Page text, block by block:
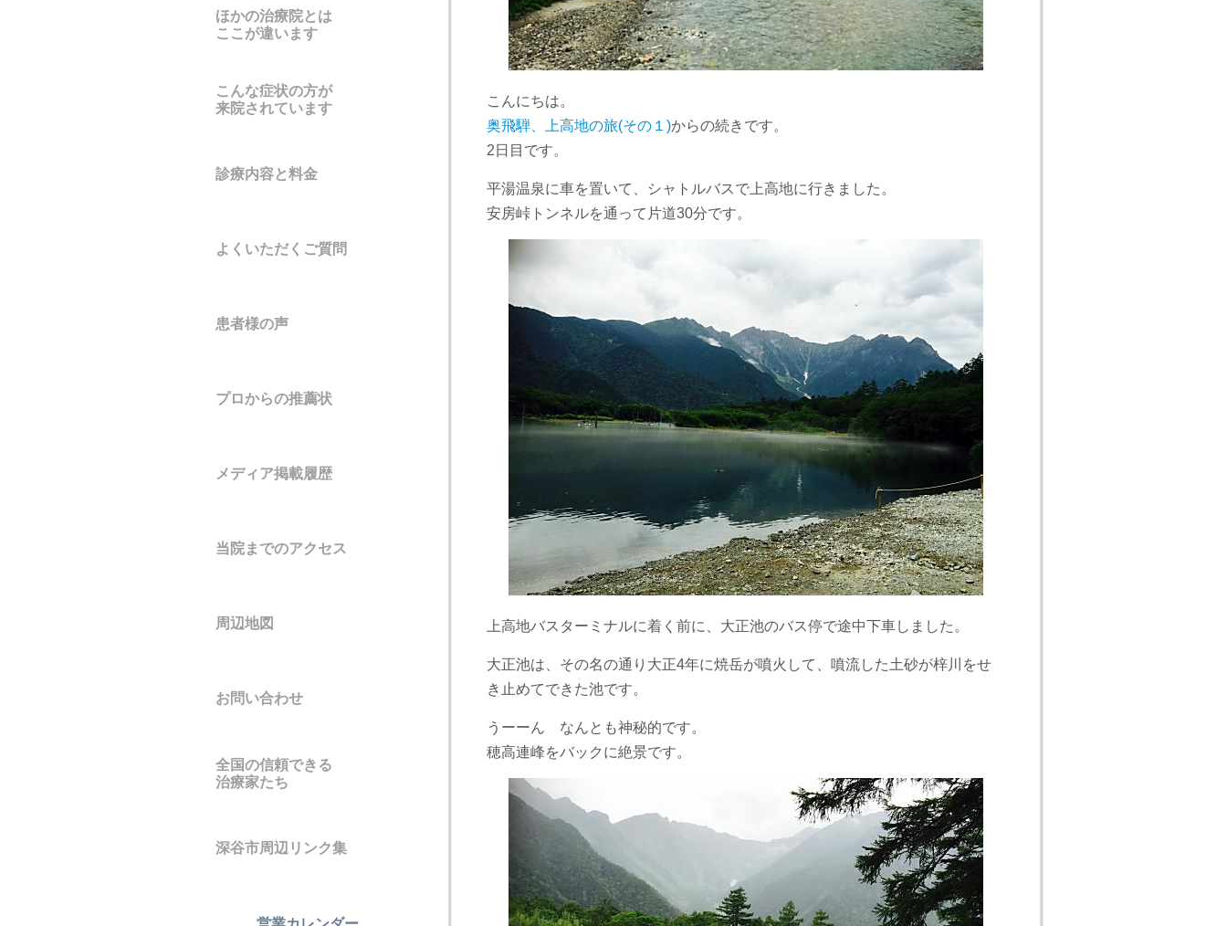
こんにちは。
奥飛騨、上高地の旅(その１)からの続きです。
2日目です。
平湯温泉に車を置いて、シャトルバスで上高地に行きました。
安房峠トンネルを通って片道30分です。
上高地バスターミナルに着く前に、大正池のバス停で途中下車しました。
大正池は、その名の通り大正4年に焼岳が噴火して、噴流した土砂が梓川をせ
き止めてできた池です。
うーーん なんとも神秘的です。
穂高連峰をバックに絶景です。
ほかの治療院とは
ここが違います
こんな症状の方が
来院されています
診療内容と料金
よくいただくご質問
患者様の声
プロからの推薦状
メディア掲載履歴
当院までのアクセス
周辺地図
お問い合わせ
全国の信頼できる
治療家たち
深谷市周辺リンク集